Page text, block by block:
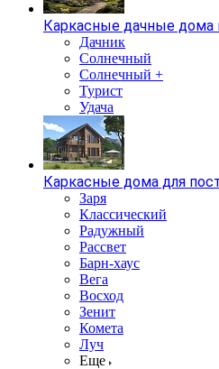
Каркасные дачные дома
Дачник
Солнечный
Солнечный +
Турист
Удача
Каркасные дома для
Заря
Классический
Радужный
Рассвет
Барн-хаус
Вега
Восход
Зенит
Комета
Луч
Еще